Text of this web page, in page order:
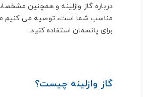
درباره گاز وازلینه و همچنین
مناسب شما است، توصیه می کنیم
برای پانسمان استفاده کنید.
گاز وازلینه چیست؟